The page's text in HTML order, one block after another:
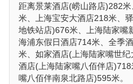
距离景莱酒店(崂山路店)282
米、上海宝安大酒店218米、
地铁站店)676米、上海陆家嘴
海浦东假日酒店714米、全季
米、如家酒店(上海陆家嘴世
酒店(上海陆家嘴八佰伴店
嘴八佰伴南泉北路店)595米。